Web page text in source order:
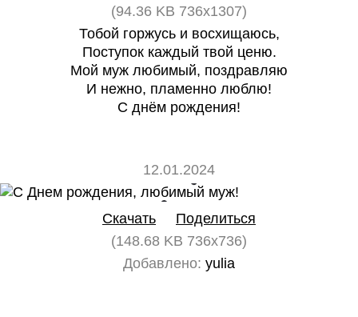
(94.36 KB 736x1307)
Тобой горжусь и восхищаюсь,
Поступок каждый твой ценю.
Мой муж любимый, поздравляю
И нежно, пламенно люблю!
С днём рождения!
12.01.2024
0 0
Скачать
Поделиться
(148.68 KB 736x736)
Добавлено: yulia